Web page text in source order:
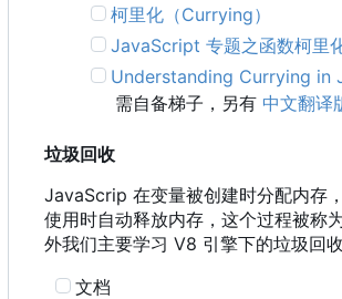
柯里化 （Currying）
JavaScript 专题之函数柯里
Understanding Currying in
需自备梯子，另有 中文翻译
垃圾回收
JavaScrip 在变量被创建时分配内存
使用时自动释放内存，这个过程被称
外我们主要学习 V8 引擎下的垃圾回收
文档